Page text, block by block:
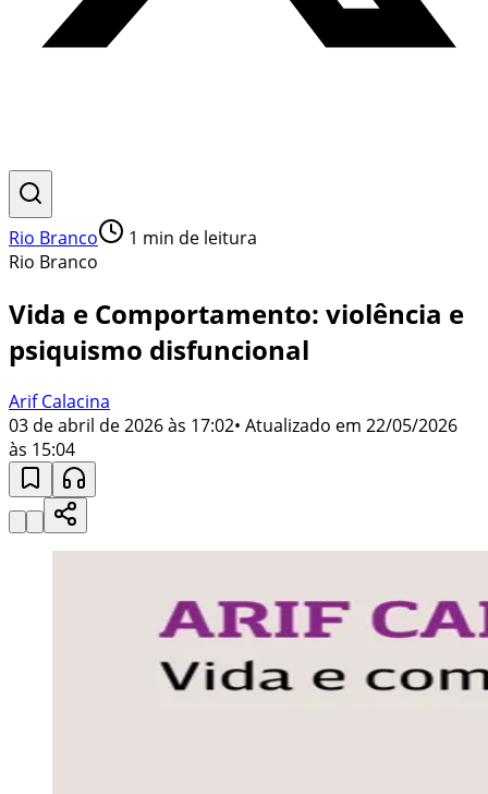
Rio Branco 1 min de leitura
Rio Branco
Vida e Comportamento: violência e
psiquismo disfuncional
Arif Calacina
03 de abril de 2026 às 17:02• Atualizado em 22/05/2026
às 15:04